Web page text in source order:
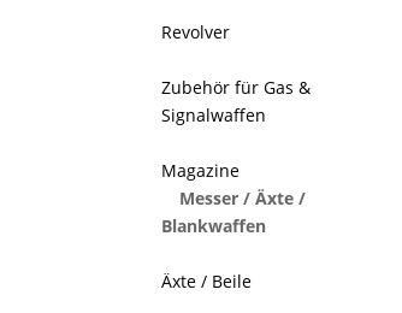
Revolver
Zubehör für Gas &
Signalwaffen
Magazine
Messer / Äxte /
Blankwaffen
Äxte / Beile